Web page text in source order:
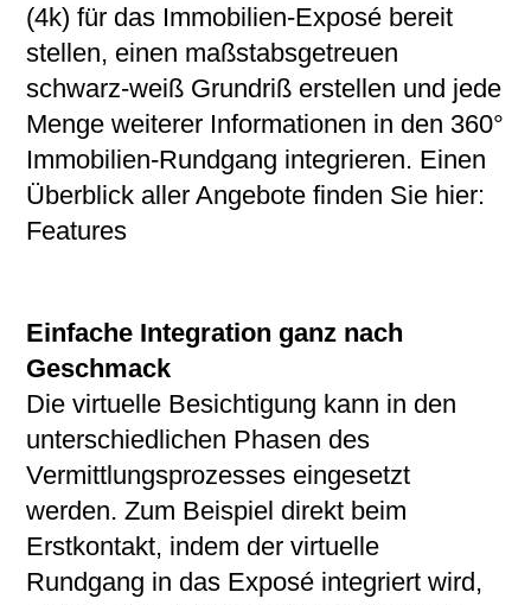
(4k) für das Immobilien-Exposé bereit
stellen, einen maßstabsgetreuen
schwarz-weiß Grundriß erstellen und jede
Menge weiterer Informationen in den 360°
Immobilien-Rundgang integrieren. Einen
Überblick aller Angebote finden Sie hier:
Features
Einfache Integration ganz nach
Geschmack
Die virtuelle Besichtigung kann in den
unterschiedlichen Phasen des
Vermittlungsprozesses eingesetzt
werden. Zum Beispiel direkt beim
Erstkontakt, indem der virtuelle
Rundgang in das Exposé integriert wird,